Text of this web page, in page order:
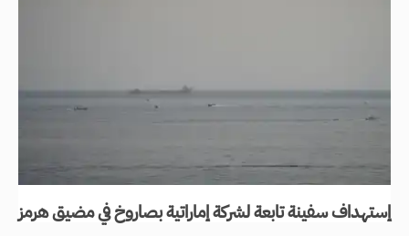
إستهداف سفينة تابعة لشركة إماراتية بصاروخ في مضيق هرمز